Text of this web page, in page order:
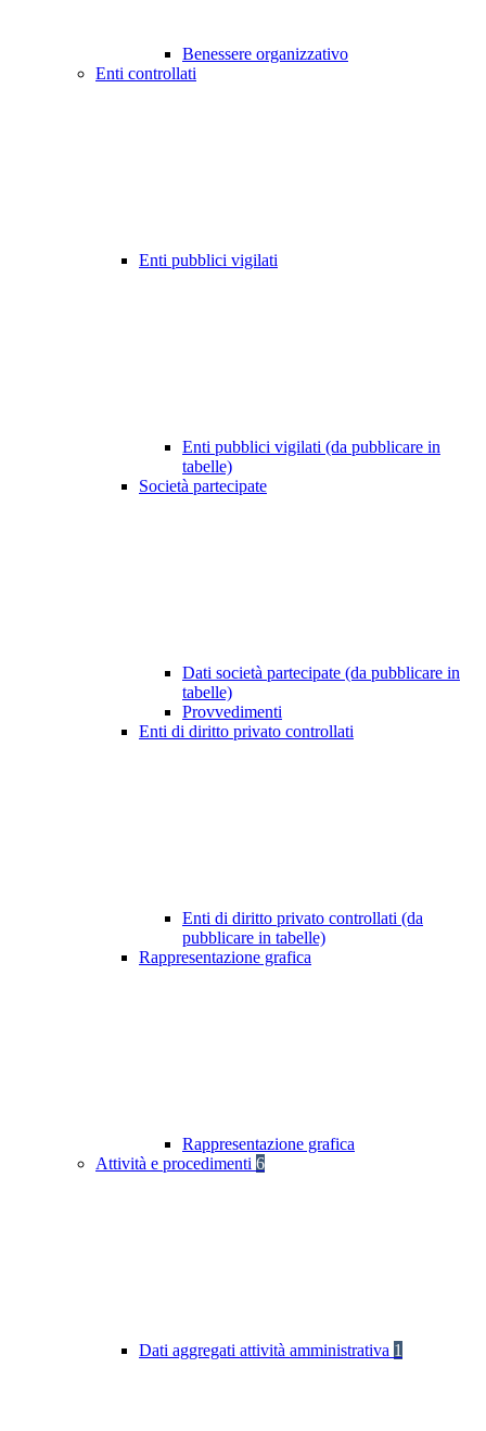
Benessere organizzativo
Enti controllati
Enti pubblici vigilati
Enti pubblici vigilati (da pubblicare in
tabelle)
Società partecipate
Dati società partecipate (da pubblicare in
tabelle)
Provvedimenti
Enti di diritto privato controllati
Enti di diritto privato controllati (da
pubblicare in tabelle)
Rappresentazione grafica
Rappresentazione grafica
Attività e procedimenti 6
Dati aggregati attività amministrativa 1